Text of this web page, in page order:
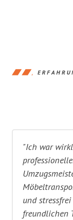
"Ich war
und
freundlichen